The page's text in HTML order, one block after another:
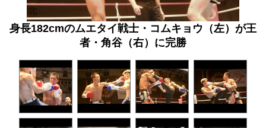
身長182cmのムエタイ戦士・コムキョウ（左）が王
者・角谷（右）に完勝